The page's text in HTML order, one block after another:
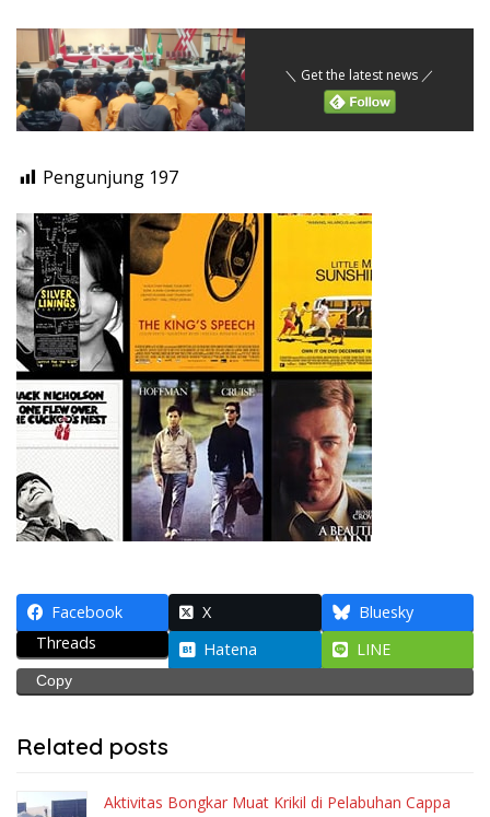
＼ Get the latest news ／
Pengunjung 197
Facebook X
Bluesky
Threads
Hatena LINE
Copy
Related posts
Aktivitas Bongkar Muat Krikil di Pelabuhan Cappa